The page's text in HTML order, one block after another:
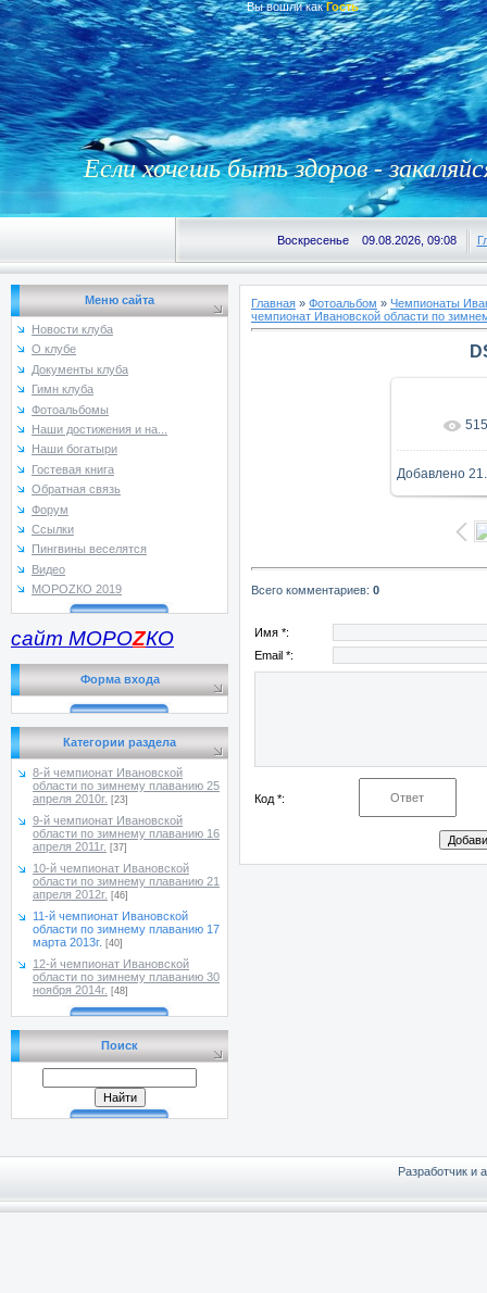
Вы вошли как Гость
Если хочешь быть здоров -
Воскресенье 09.08.2026, 09:08
Меню сайта
Новости клуба
О клубе
Документы клуба
Гимн клуба
Фотоальбомы
Наши достижения и на...
Наши богатыри
Гостевая книга
Обратная связь
Форум
Ссылки
Пингвины веселятся
Видео
МОРОZКО 2019
сайт МОРОZКО
Форма входа
Категории раздела
8-й чемпионат Ивановской
области по зимнему плаванию 25
апреля 2010г. [23]
9-й чемпионат Ивановской
области по зимнему плаванию 16
апреля 2011г. [37]
10-й чемпионат Ивановской
области по зимнему плаванию 21
апреля 2012г. [46]
11-й чемпионат Ивановской
области по зимнему плаванию 17
марта 2013г. [40]
12-й чемпионат Ивановской
области по зимнему плаванию 30
ноября 2014г. [48]
Поиск
Главная » Фотоальбом » Чемпионаты
чемпионат Ивановской области по
В 515
Добавлено
Всего комментариев: 0
Имя *:
Email *:
Код *:
Разработчик и